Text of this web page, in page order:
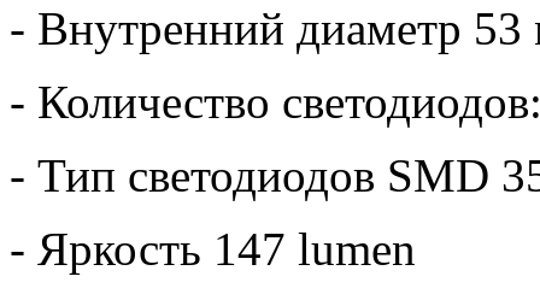
- Внутренний диаметр
- Количество
- Тип светодиодов SMD
- Яркость 147 lumen